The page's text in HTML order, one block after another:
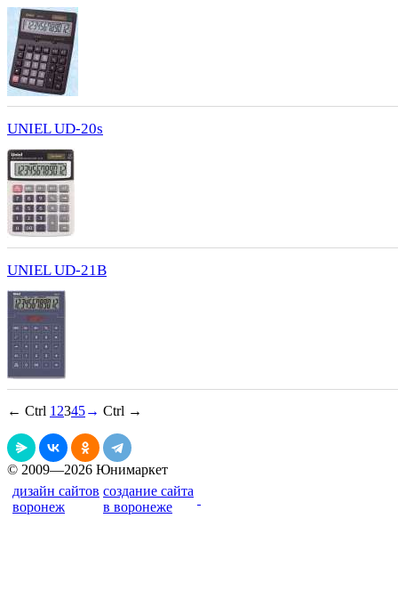
UNIEL UD-20s
UNIEL UD-21B
← Ctrl 12345→ Ctrl →
© 2009—2026 Юнимаркет
дизайн сайтов
воронеж
создание сайта
в воронеже